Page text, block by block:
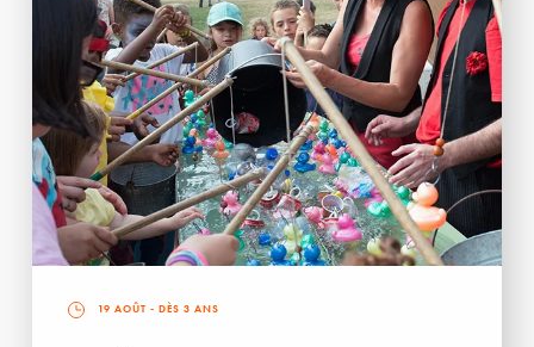
19 AOÛT - DÈS 3 ANS